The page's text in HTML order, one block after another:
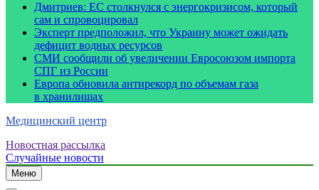
Дмитриев: ЕС столкнулся с энергокризисом, который
сам и спровоцировал
Эксперт предположил, что Украину может ожидать
дефицит водных ресурсов
СМИ сообщили об увеличении Евросоюзом импорта
СПГ из России
Европа обновила антирекорд по объемам газа
в хранилищах
Медицинский центр
Новостная рассылка
Случайные новости
Меню